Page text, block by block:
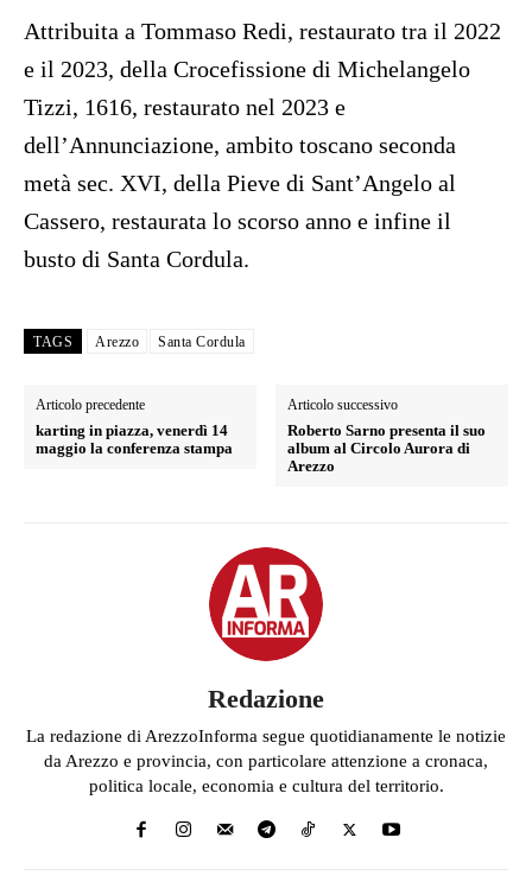
Attribuita a Tommaso Redi, restaurato tra il 2022
e il 2023, della Crocefissione di Michelangelo
Tizzi, 1616, restaurato nel 2023 e
dell’Annunciazione, ambito toscano seconda
metà sec. XVI, della Pieve di Sant’Angelo al
Cassero, restaurata lo scorso anno e infine il
busto di Santa Cordula.
TAGS Arezzo Santa Cordula
Articolo precedente
karting in piazza, venerdì 14
maggio la conferenza stampa
Articolo successivo
Roberto Sarno presenta il suo
album al Circolo Aurora di
Arezzo
Redazione
La redazione di ArezzoInforma segue quotidianamente le notizie
da Arezzo e provincia, con particolare attenzione a cronaca,
politica locale, economia e cultura del territorio.